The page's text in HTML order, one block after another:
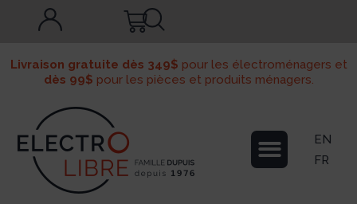
Livraison gratuite dès 349$ pour les électroménagers et
dès 99$ pour les pièces et produits ménagers.
EN
FR